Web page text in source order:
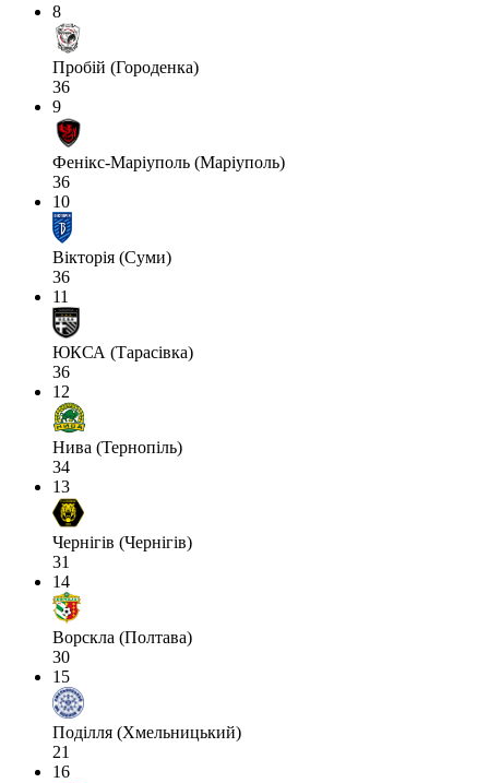
8
Пробій (Городенка)
36
9
Фенікс-Маріуполь (Маріуполь)
36
10
Вікторія (Суми)
36
11
ЮКСА (Тарасівка)
36
12
Нива (Тернопіль)
34
13
Чернігів (Чернігів)
31
14
Ворскла (Полтава)
30
15
Поділля (Хмельницький)
21
16